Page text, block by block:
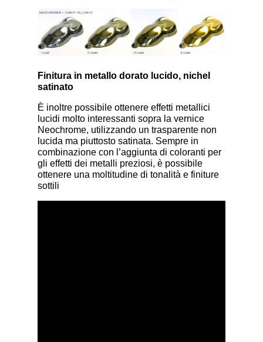
Finitura in metallo dorato lucido, nichel
satinato
È inoltre possibile ottenere effetti metallici
lucidi molto interessanti sopra la vernice
Neochrome, utilizzando un trasparente non
lucida ma piuttosto satinata. Sempre in
combinazione con l’aggiunta di coloranti per
gli effetti dei metalli preziosi, è possibile
ottenere una moltitudine di tonalità e finiture
sottili